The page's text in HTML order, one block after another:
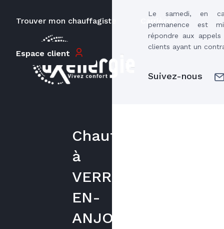
Trouver mon chauffagiste
Espace client
Chauffagiste
à
VERRIERES-
EN-
ANJOU
Le samedi, en
permanence est
répondre aux
clients ayant un
Suivez-nous